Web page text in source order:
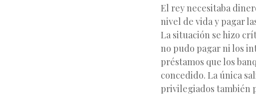
El rey necesitaba
nivel de vida y pagar
La situación se hizo
no pudo pagar ni los
préstamos que los
concedido. La única
privilegiados también